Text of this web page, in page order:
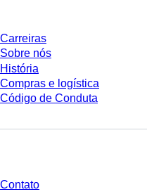
Carreiras
Sobre nós
História
Compras e logística
Código de Conduta
Contato